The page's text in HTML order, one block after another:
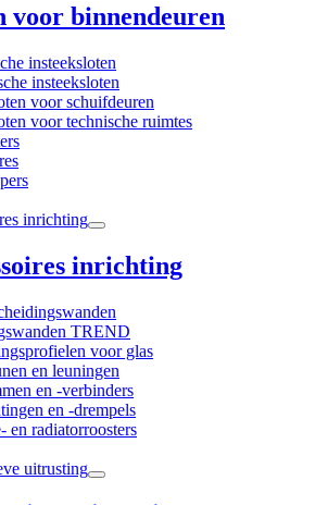
voor binnendeuren
insteeksloten
insteeksloten
voor schuifdeuren
voor technische ruimtes
inrichting
inrichting
TREND
voor glas
en leuningen
en -verbinders
en -drempels
en radiatorroosters
uitrusting